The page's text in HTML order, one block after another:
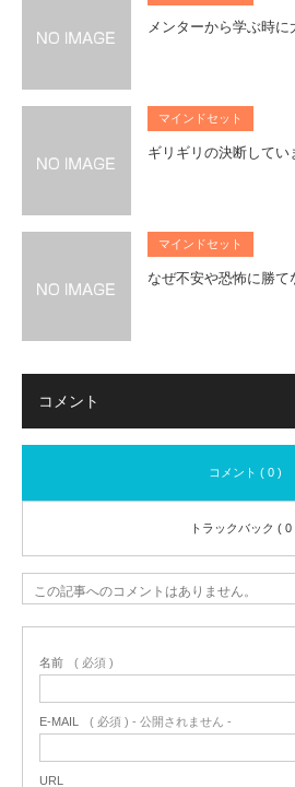
メンターから学ぶ時に
マインドセット
ギリギリの決断してい
マインドセット
なぜ不安や恐怖に勝て
コメント
コメント ( 0 )
トラックバック ( 0
この記事へのコメントはありません。
名前 ( 必須 )
E-MAIL ( 必須 ) - 公開されません -
URL